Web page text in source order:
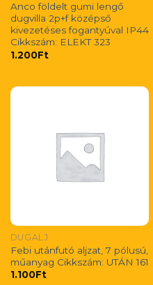
Anco földelt gumi lengő
dugvilla 2p+f középső
kivezetéses fogantyúval IP44
Cikkszám: ELEKT 323
1.200Ft
DUGALJ
Febi utánfutó aljzat, 7 pólusú,
műanyag Cikkszám: UTÁN 161
1.100Ft